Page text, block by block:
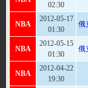
02:30
NBA
2012-05-17
01:30
俄
NBA
2012-05-15
01:30
俄
NBA
2012-04-22
19:30